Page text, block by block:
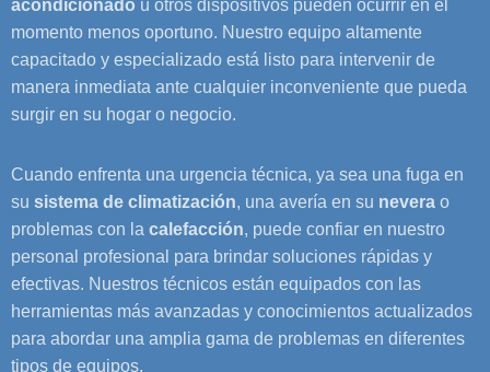
acondicionado u otros dispositivos pueden ocurrir en el
momento menos oportuno. Nuestro equipo altamente
capacitado y especializado está listo para intervenir de
manera inmediata ante cualquier inconveniente que pueda
surgir en su hogar o negocio.
Cuando enfrenta una urgencia técnica, ya sea una fuga en
su sistema de climatización, una avería en su nevera o
problemas con la calefacción, puede confiar en nuestro
personal profesional para brindar soluciones rápidas y
efectivas. Nuestros técnicos están equipados con las
herramientas más avanzadas y conocimientos actualizados
para abordar una amplia gama de problemas en diferentes
tipos de equipos.